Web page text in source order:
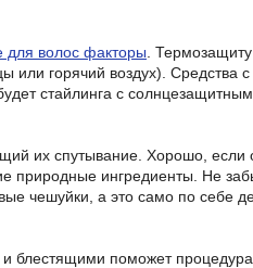
для волос факторы .
или горячий воздух). Средства
стайлинга с
их спутывание. Хорошо, если
природные ингредиенты. Не
чешуйки, а это само по себе
блестящими поможет